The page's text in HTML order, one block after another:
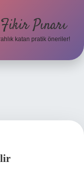
Pınarı
katan pratik öneriler!